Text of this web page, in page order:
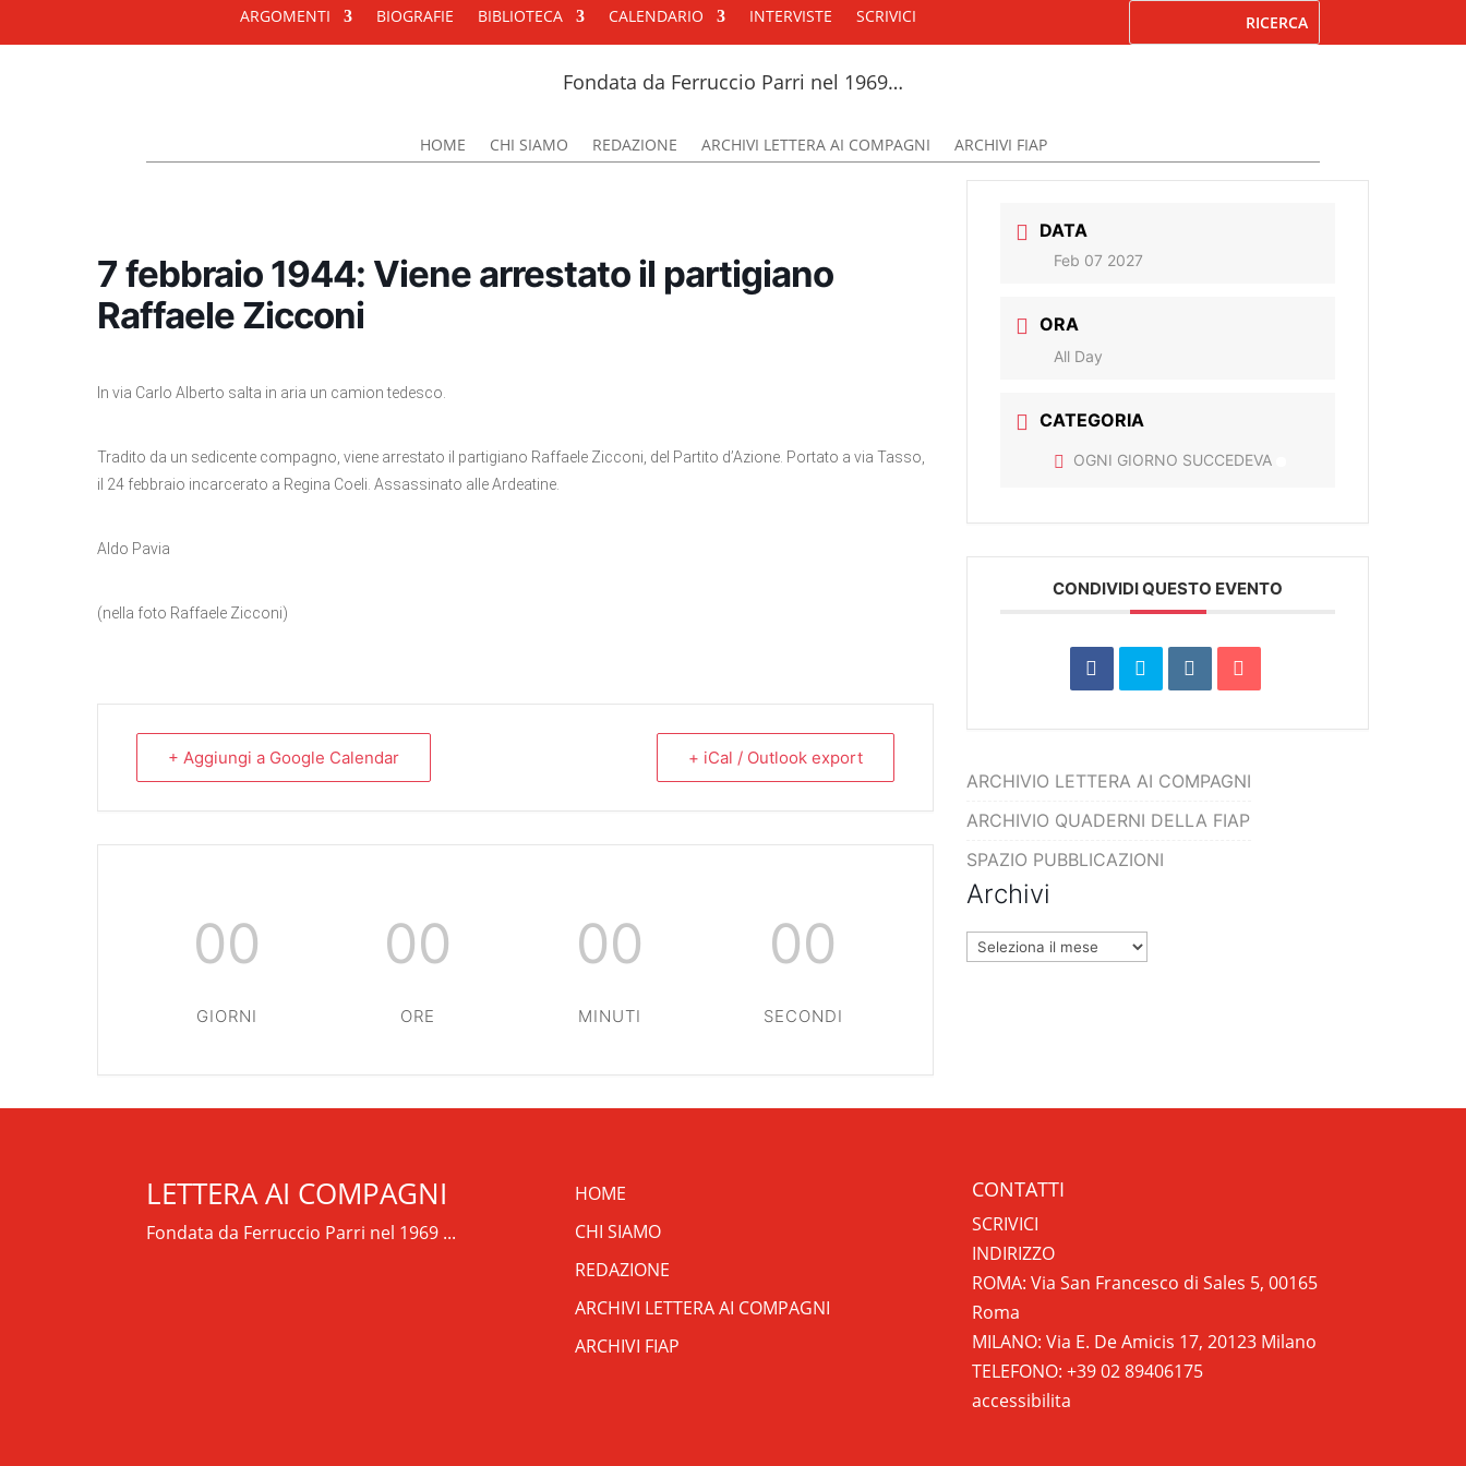
ARGOMENTI BIOGRAFIE BIBLIOTECA CALENDARIO INTERVISTE SCRIVICI
Fondata da Ferruccio Parri nel 1969…
HOME CHI SIAMO REDAZIONE ARCHIVI LETTERA AI COMPAGNI ARCHIVI FIAP
7 febbraio 1944: Viene arrestato il partigiano
Raffaele Zicconi
In via Carlo Alberto salta in aria un camion tedesco.
Tradito da un sedicente compagno, viene arrestato il partigiano Raffaele Zicconi, del Partito d’Azione. Portato a via Tasso,
il 24 febbraio incarcerato a Regina Coeli. Assassinato alle Ardeatine.
Aldo Pavia
(nella foto Raffaele Zicconi)
+ Aggiungi a Google Calendar + iCal / Outlook export
00
GIORNI
00
ORE
00
MINUTI
00
SECONDI
DATA
Feb 07 2027
ORA
All Day
CATEGORIA
OGNI GIORNO SUCCEDEVA
CONDIVIDI QUESTO EVENTO
ARCHIVIO LETTERA AI COMPAGNI
ARCHIVIO QUADERNI DELLA FIAP
SPAZIO PUBBLICAZIONI
Archivi
Archivi
LETTERA AI COMPAGNI
Fondata da Ferruccio Parri nel 1969 ...
HOME
CHI SIAMO
REDAZIONE
ARCHIVI LETTERA AI COMPAGNI
ARCHIVI FIAP
CONTATTI
SCRIVICI
INDIRIZZO
ROMA: Via San Francesco di Sales 5, 00165
Roma
MILANO: Via E. De Amicis 17, 20123 Milano
TELEFONO: +39 02 89406175
accessibilita